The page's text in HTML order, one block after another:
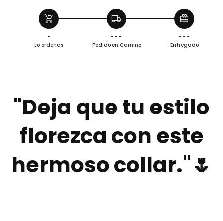
add_shopping_cart
-
Lo ordenas
local_shipping
- - -
Pedido en Camino
redeem
- - -
Entregado
"Deja que tu estilo
florezca con este
hermoso collar."🌷